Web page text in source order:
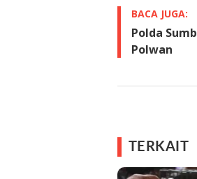
BACA JUGA:
Polda
Polwan
TERKAIT